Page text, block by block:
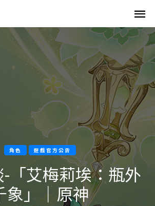
角色 遊戲官方公告
「艾梅莉埃：瓶外
象」｜原神